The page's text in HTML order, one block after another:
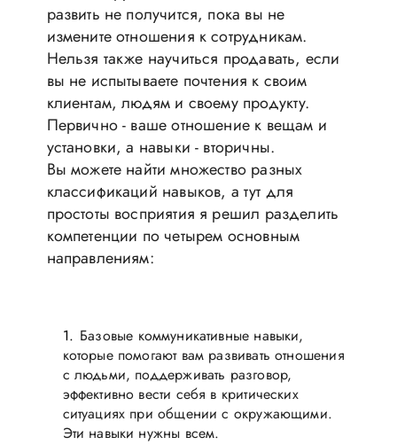
развить не получится, пока вы не
измените отношения к сотрудникам.
Нельзя также научиться продавать, если
вы не испытываете почтения к своим
клиентам, людям и своему продукту.
Первично - ваше отношение к вещам и
установки, а навыки - вторичны.
Вы можете найти множество разных
классификаций навыков, а тут для
простоты восприятия я решил разделить
компетенции по четырем основным
направлениям:
Базовые коммуникативные навыки,
которые помогают вам развивать отношения
с людьми, поддерживать разговор,
эффективно вести себя в критических
ситуациях при общении с окружающими.
Эти навыки нужны всем.